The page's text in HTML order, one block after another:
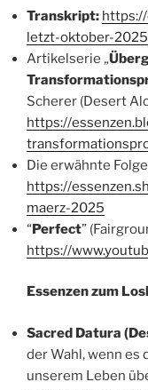
Transkript:
letzt-oktober-
Artikelserie „
Scherer (Desert
https://
Die erwähnte
https://
maerz-2025
“Perfect”
https://
Essenzen zum
Sacred Datura
der Wahl, wenn es
unserem Leben